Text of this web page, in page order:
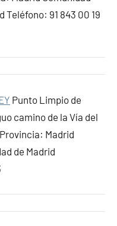
Teléfono: 91 843 00 19
Punto Limpio de
camino de la Vía del
Madrid
de Madrid